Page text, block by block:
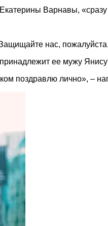
Варнавы,
нас,
ее мужу
поздравлю лично», –